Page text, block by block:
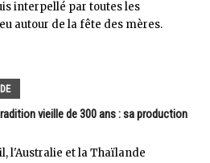
interpellé par toutes les
autour de la fête des mères.
vieille de 300 ans : sa production
l'Australie et la Thaïlande